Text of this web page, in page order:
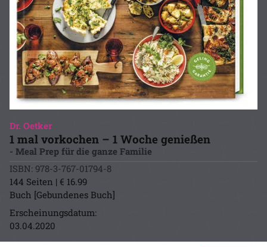
Dr. Oetker
1 mal vorkochen – 1 Woche genießen
- Meal Prep für die ganze Familie
ISBN: 978-3-767-01794-8
144 Seiten | € 16.99
Buch [Gebundenes Buch]
Erscheinungsdatum:
03.04.2020